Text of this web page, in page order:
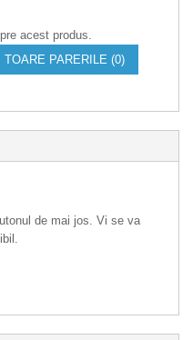
acest produs.
TOARE PARERILE (0)
de mai jos. Vi se va